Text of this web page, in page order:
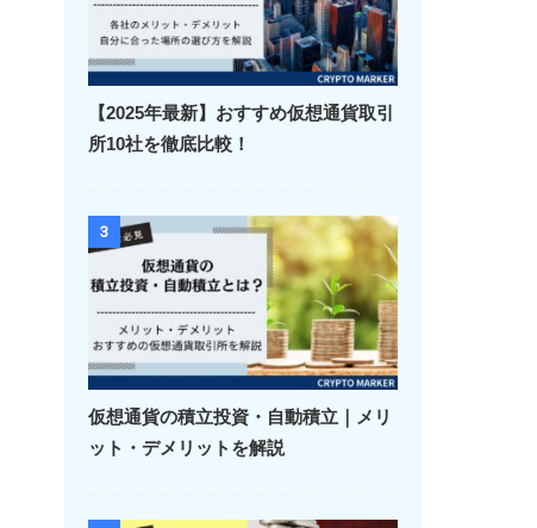
【2025年最新】おすすめ仮想通貨取引
所10社を徹底比較！
3
仮想通貨の積立投資・自動積立｜メリ
ット・デメリットを解説